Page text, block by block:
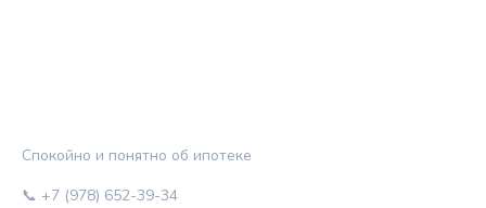
Спокойно и понятно об ипотеке
📞 +7 (978) 652-39-34